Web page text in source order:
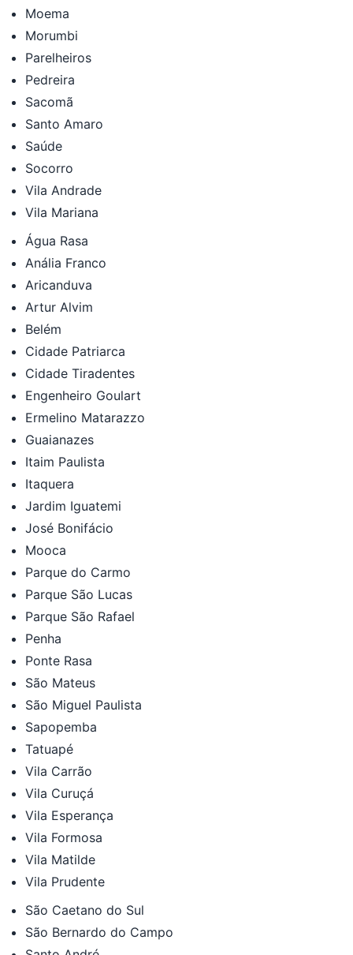
Moema
Morumbi
Parelheiros
Pedreira
Sacomã
Santo Amaro
Saúde
Socorro
Vila Andrade
Vila Mariana
Água Rasa
Anália Franco
Aricanduva
Artur Alvim
Belém
Cidade Patriarca
Cidade Tiradentes
Engenheiro Goulart
Ermelino Matarazzo
Guaianazes
Itaim Paulista
Itaquera
Jardim Iguatemi
José Bonifácio
Mooca
Parque do Carmo
Parque São Lucas
Parque São Rafael
Penha
Ponte Rasa
São Mateus
São Miguel Paulista
Sapopemba
Tatuapé
Vila Carrão
Vila Curuçá
Vila Esperança
Vila Formosa
Vila Matilde
Vila Prudente
São Caetano do Sul
São Bernardo do Campo